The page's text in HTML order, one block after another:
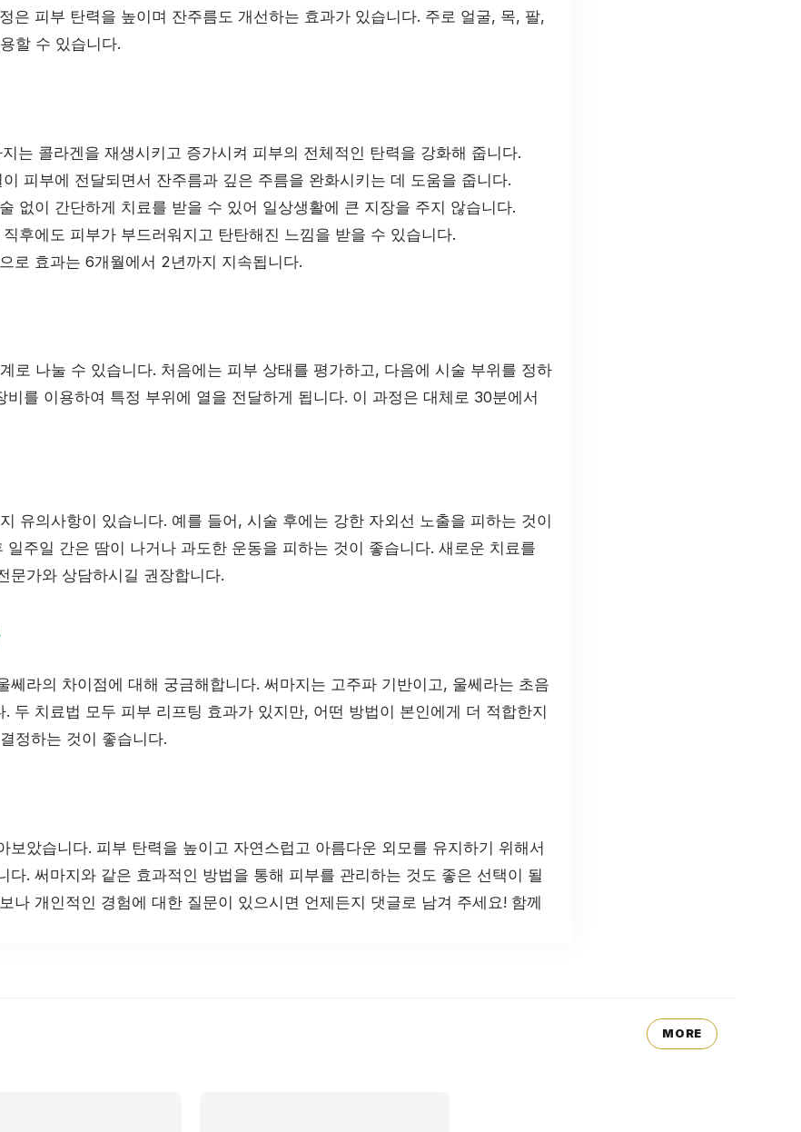
은 피부 탄력을 높이며 잔주름도 개선하는 효과가 있습니다. 주로 얼굴, 목, 팔,
할 수 있습니다.
지는 콜라겐을 재생시키고 증가시켜 피부의 전체적인 탄력을 강화해 줍니다.
이 피부에 전달되면서 잔주름과 깊은 주름을 완화시키는 데 도움을 줍니다.
없이 간단하게 치료를 받을 수 있어 일상생활에 큰 지장을 주지 않습니다.
후에도 피부가 부드러워지고 탄탄해진 느낌을 받을 수 있습니다.
로 효과는 6개월에서 2년까지 지속됩니다.
로 나눌 수 있습니다. 처음에는 피부 상태를 평가하고, 다음에 시술 부위를 정하
비를 이용하여 특정 부위에 열을 전달하게 됩니다. 이 과정은 대체로 30분에서
유의사항이 있습니다. 예를 들어, 시술 후에는 강한 자외선 노출을 피하는 것이
일주일 간은 땀이 나거나 과도한 운동을 피하는 것이 좋습니다. 새로운 치료를
문가와 상담하시길 권장합니다.
쎄라의 차이점에 대해 궁금해합니다. 써마지는 고주파 기반이고, 울쎄라는 초음
두 치료법 모두 피부 리프팅 효과가 있지만, 어떤 방법이 본인에게 더 적합한지
정하는 것이 좋습니다.
보았습니다. 피부 탄력을 높이고 자연스럽고 아름다운 외모를 유지하기 위해서
다. 써마지와 같은 효과적인 방법을 통해 피부를 관리하는 것도 좋은 선택이 될
나 개인적인 경험에 대한 질문이 있으시면 언제든지 댓글로 남겨 주세요! 함께
MORE